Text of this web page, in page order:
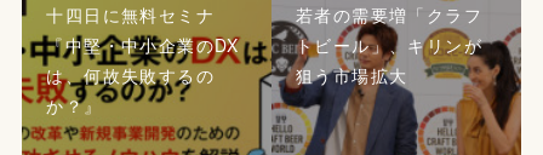
十四日に無料セミナ
『中堅・中小企業のDX
は、何故失敗するの
か？』
若者の需要増「クラフ
トビール」、キリンが
狙う市場拡大